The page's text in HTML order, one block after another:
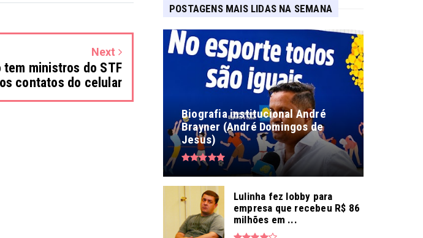
Next
tem ministros do STF
contatos do celular
POSTAGENS MAIS LIDAS NA SEMANA
Biografia institucional André
Brayner (André Domingos de
Jesus)
Lulinha fez lobby para
empresa que recebeu R$ 86
milhões em ...